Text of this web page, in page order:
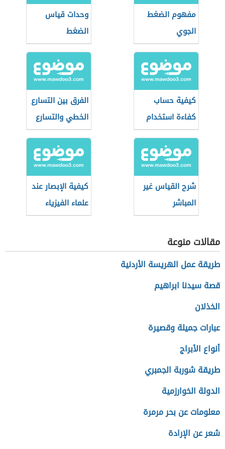
مفهوم الضغط
الجوي
وحدات قياس
الضغط
كيفية حساب
كفاءة استخدام
الماء
الفرق بين التسارع
الخطي والتسارع
الزاوي
شرح القياس غير
المباشر
كيفية الإبصار عند
علماء الفيزياء
مقالات منوعة
طريقة عمل الهريسة الأردنية
قصة سيدنا ابراهيم
الخذلان
عبارات جميلة وقصيرة
أنواع الأبراج
طريقة شوربة الجمبري
الدولة الخوارزمية
معلومات عن بحر مرمرة
شعر عن الإرادة